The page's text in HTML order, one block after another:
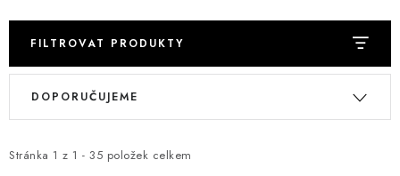
FILTROVAT PRODUKTY
V
i
Stránka 1 z 1 - 35 položek celkem
Ř
e
DOPORUČUJEME